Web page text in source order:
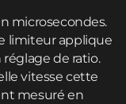
microsecondes.
limiteur applique
de ratio.
vitesse cette
mesuré en